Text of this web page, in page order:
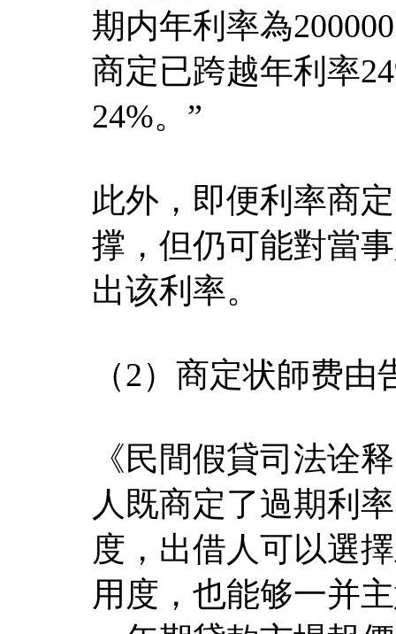
期内年利率為
商定已跨越年利率
24%。”
此外，即便利率商
撑，但仍可能對當
出该利率。
（2）商定状師费
《民間假貸司法诠
人既商定了過期利
度，出借人可以選
用度，也能够一并